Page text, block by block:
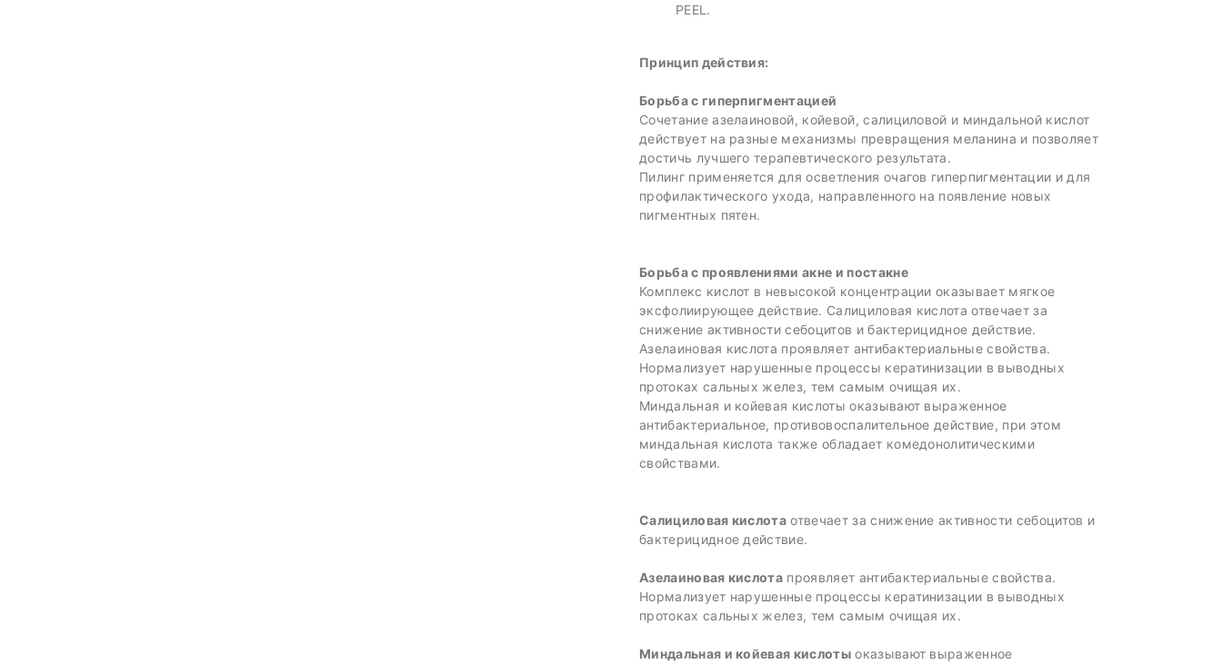
PEEL.
Принцип действия:
Борьба с гиперпигментацией
Сочетание азелаиновой, койевой, салициловой и миндальной кислот
действует на разные механизмы превращения меланина и позволяет
достичь лучшего терапевтического результата.
Пилинг применяется для осветления очагов гиперпигментации и для
профилактического ухода, направленного на появление новых
пигментных пятен.
Борьба с проявлениями акне и постакне
Комплекс кислот в невысокой концентрации оказывает мягкое
эксфолиирующее действие. Салициловая кислота отвечает за
снижение активности себоцитов и бактерицидное действие.
Азелаиновая кислота проявляет антибактериальные свойства.
Нормализует нарушенные процессы кератинизации в выводных
протоках сальных желез, тем самым очищая их.
Миндальная и койевая кислоты оказывают выраженное
антибактериальное, противовоспалительное действие, при этом
миндальная кислота также обладает комедонолитическими
свойствами.
Салициловая кислота отвечает за снижение активности себоцитов и
бактерицидное действие.
Азелаиновая кислота проявляет антибактериальные свойства.
Нормализует нарушенные процессы кератинизации в выводных
протоках сальных желез, тем самым очищая их.
Миндальная и койевая кислотыоказывают выраженное